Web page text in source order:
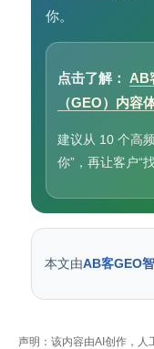
你。
点击了解：
AB
（GEO）内容
建议从 10 个高
你”，再让客户“
本文由AB客GEO
声明：该内容由AI创作，人